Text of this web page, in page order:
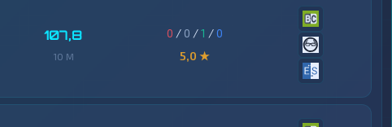
107,8
10 M
0 / 0 /1 /0
5,0 ★